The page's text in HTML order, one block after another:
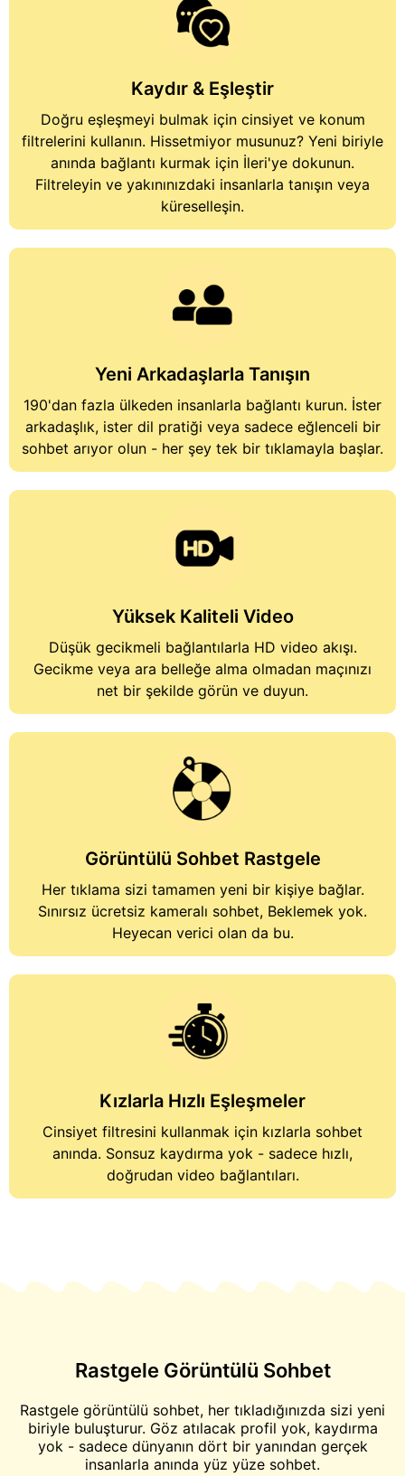
Kaydır & Eşleştir
Doğru eşleşmeyi bulmak için cinsiyet ve konum
filtrelerini kullanın. Hissetmiyor musunuz? Yeni biriyle
anında bağlantı kurmak için İleri'ye dokunun.
Filtreleyin ve yakınınızdaki insanlarla tanışın veya
küreselleşin.
Yeni Arkadaşlarla Tanışın
190'dan fazla ülkeden insanlarla bağlantı kurun. İster
arkadaşlık, ister dil pratiği veya sadece eğlenceli bir
sohbet arıyor olun - her şey tek bir tıklamayla başlar.
Yüksek Kaliteli Video
Düşük gecikmeli bağlantılarla HD video akışı.
Gecikme veya ara belleğe alma olmadan maçınızı
net bir şekilde görün ve duyun.
Görüntülü Sohbet Rastgele
Her tıklama sizi tamamen yeni bir kişiye bağlar.
Sınırsız ücretsiz kameralı sohbet, Beklemek yok.
Heyecan verici olan da bu.
Kızlarla Hızlı Eşleşmeler
Cinsiyet filtresini kullanmak için kızlarla sohbet
anında. Sonsuz kaydırma yok - sadece hızlı,
doğrudan video bağlantıları.
Rastgele Görüntülü Sohbet
Rastgele görüntülü sohbet, her tıkladığınızda sizi yeni
biriyle buluşturur. Göz atılacak profil yok, kaydırma
yok - sadece dünyanın dört bir yanından gerçek
insanlarla anında yüz yüze sohbet.